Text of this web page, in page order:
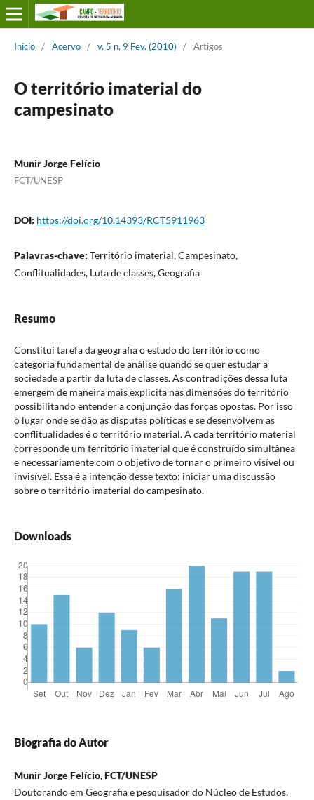
Início / Acervo / v. 5 n. 9 Fev. (2010) / Artigos
O território imaterial do
campesinato
Munir Jorge Felício
FCT/UNESP
DOI: https://doi.org/10.14393/RCT5911963
Palavras-chave: Território imaterial, Campesinato,
Conflitualidades, Luta de classes, Geografia
Resumo
Constitui tarefa da geografia o estudo do território como
categoria fundamental de análise quando se quer estudar a
sociedade a partir da luta de classes. As contradições dessa luta
emergem de maneira mais explicita nas dimensões do território
possibilitando entender a conjunção das forças opostas. Por isso
o lugar onde se dão as disputas políticas e se desenvolvem as
conflitualidades é o território material. A cada território material
corresponde um território imaterial que é construído simultânea
e necessariamente com o objetivo de tornar o primeiro visível ou
invisível. Essa é a intenção desse texto: iniciar uma discussão
sobre o território imaterial do campesinato.
Downloads
Biografia do Autor
Munir Jorge Felício, FCT/UNESP
Doutorando em Geografia e pesquisador do Núcleo de Estudos,